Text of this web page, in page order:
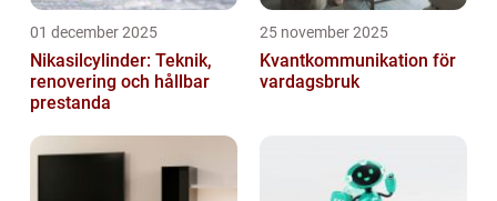
01 december 2025
Nikasilcylinder: Teknik,
renovering och hållbar
prestanda
25 november 2025
Kvantkommunikation för
vardagsbruk